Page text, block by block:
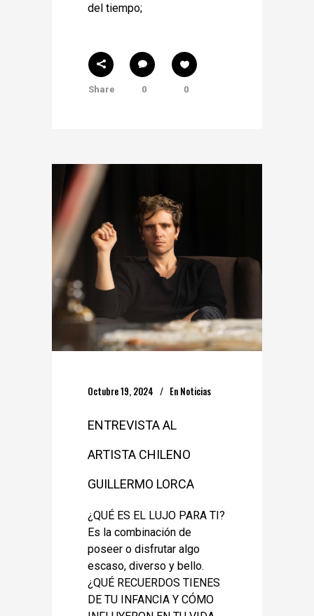
del tiempo;
Share 0 0
Octubre 19, 2024 En Noticias
ENTREVISTA AL
ARTISTA CHILENO
GUILLERMO LORCA
¿QUÉ ES EL LUJO PARA TI?
Es la combinación de
poseer o disfrutar algo
escaso, diverso y bello.
¿QUÉ RECUERDOS TIENES
DE TU INFANCIA Y CÓMO